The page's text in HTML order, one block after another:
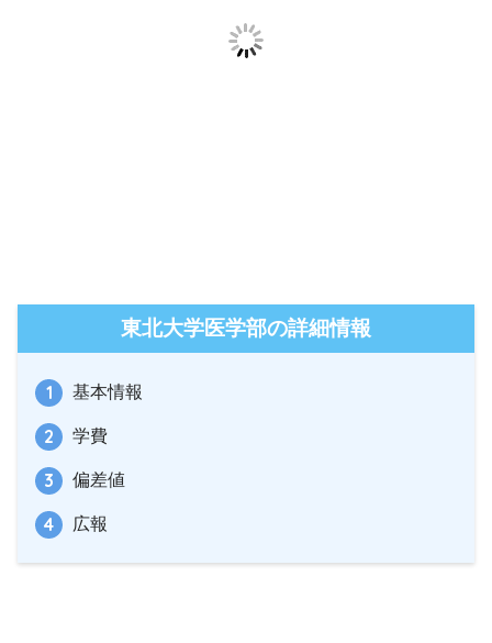
東北大学医学部の詳細情報
基本情報
学費
偏差値
広報